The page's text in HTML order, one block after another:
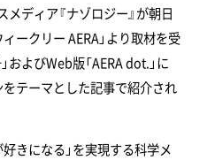
ディア『ナゾロジー』が朝日
ークリー AERA」より取材を受
およびWeb版「AERA dot.」に
テーマとした記事で紹介され
きになる」を実現する科学メ